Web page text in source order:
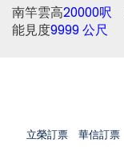
南竿雲高20000呎
能見度9999 公尺
立榮訂票 華信訂票